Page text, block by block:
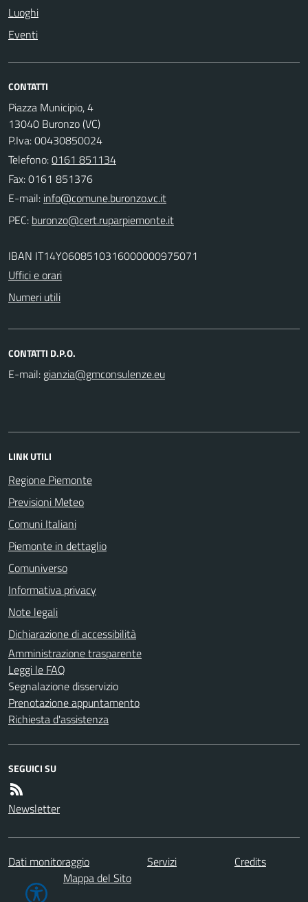
Luoghi
Eventi
CONTATTI
Piazza Municipio, 4
13040 Buronzo (VC)
P.Iva: 00430850024
Telefono:0161 851134
Fax: 0161 851376
E-mail:
PEC:
IBAN IT14Y0608510316000000975071
Uffici e orari
Numeri utili
CONTATTI D.P.O.
E-mail:
LINK UTILI
Regione Piemonte
Previsioni Meteo
Comuni Italiani
Piemonte in dettaglio
Comuniverso
Informativa privacy
Note legali
Dichiarazione di accessibilità
Amministrazione trasparente
Leggi le FAQ
Segnalazione disservizio
Prenotazione appuntamento
Richiesta d'assistenza
SEGUICI SU
Newsletter
Dati monitoraggio Servizi
Credits
Mappa del Sito